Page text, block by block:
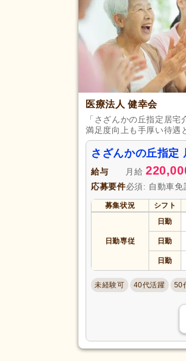
ヨガ
休日・休暇
完全
土日
日曜
年間
夏季
給与・手当
セミ
復職
人事
夜勤
資格
再雇
副業
駅近
バイ
医療法人 健幸会
「さざんかの丘指定居
満足度向上も手厚い待遇
さざんかの丘指定
給与 月給
応募要件必須: 自動車免
募集状況 シフト
日勤専従
日勤
日勤
日勤
未経験可 40代活躍 50